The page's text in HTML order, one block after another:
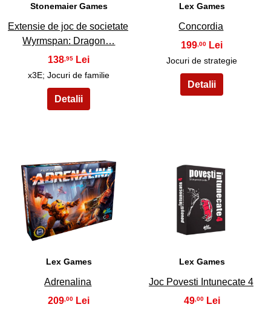
Stonemaier Games
Extensie de joc de societate
Wyrmspan: Dragon…
138 ,95
x3E; Jocuri de familie
Lex Games
Concordia
199 ,00
Jocuri de strategie
11
Lex Games
Adrenalina
209,00
12
Lex Games
Joc Povesti Intunecate 4
49,00